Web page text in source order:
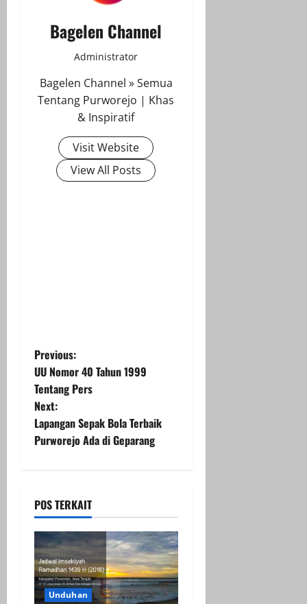
Bagelen Channel
Administrator
Bagelen Channel » Semua
Tentang Purworejo | Khas
& Inspiratif
Visit Website
View All Posts
P
o
s
t
a
v
i
g
Previous:
UU Nomor 40 Tahun 1999
Tentang Pers
Next:
Lapangan Sepak Bola Terbaik
Purworejo Ada di Geparang
POS TERKAIT
Unduhan